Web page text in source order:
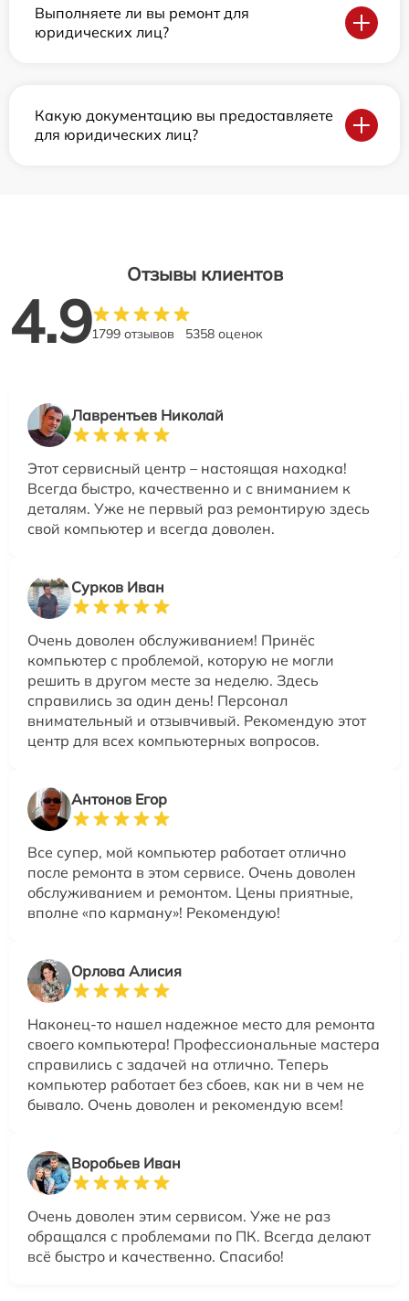
Выполняете ли вы ремонт для
юридических лиц?
Какую документацию вы предоставляете
для юридических лиц?
Отзывы клиентов
4.91799 отзывов 5358 оценок
Лаврентьев Николай
Этот сервисный центр – настоящая находка!
Всегда быстро, качественно и с вниманием к
деталям. Уже не первый раз ремонтирую здесь
свой компьютер и всегда доволен.
Сурков Иван
Очень доволен обслуживанием! Принёс
компьютер с проблемой, которую не могли
решить в другом месте за неделю. Здесь
справились за один день! Персонал
внимательный и отзывчивый. Рекомендую этот
центр для всех компьютерных вопросов.
Антонов Егор
Все супер, мой компьютер работает отлично
после ремонта в этом сервисе. Очень доволен
обслуживанием и ремонтом. Цены приятные,
вполне «по карману»! Рекомендую!
Орлова Алисия
Наконец-то нашел надежное место для ремонта
своего компьютера! Профессиональные мастера
справились с задачей на отлично. Теперь
компьютер работает без сбоев, как ни в чем не
бывало. Очень доволен и рекомендую всем!
Воробьев Иван
Очень доволен этим сервисом. Уже не раз
обращался с проблемами по ПК. Всегда делают
всё быстро и качественно. Спасибо!